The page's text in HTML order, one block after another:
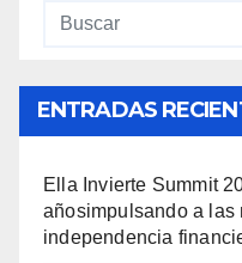
ENTRADAS
Ella Invierte Summit
añosimpulsando a las
independencia